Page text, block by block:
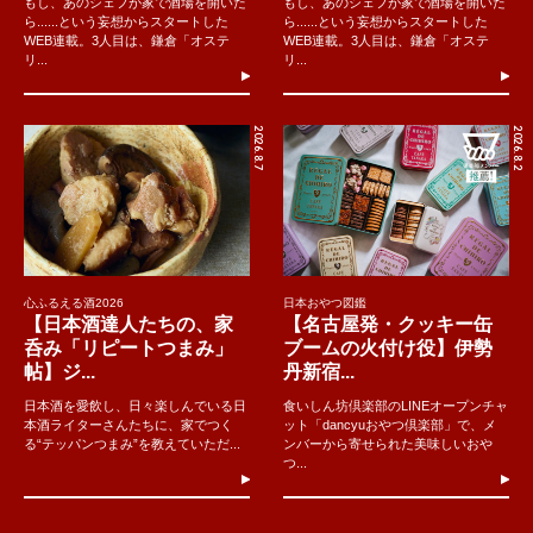
ら......という妄想からスタートした
WEB連載。3人目は、鎌倉「オステ
リ...
ら......という妄想からスタートした
WEB連載。3人目は、鎌倉「オステ
リ...
2026.8.7
心ふるえる酒2026
【日本酒達人たちの、家
呑み「リピートつまみ」
帖】ジ...
日本酒を愛飲し、日々楽しんでいる日
本酒ライターさんたちに、家でつく
る“テッパンつまみ”を教えていただ...
2026.8.2
日本おやつ図鑑
【名古屋発・クッキー缶
ブームの火付け役】伊勢
丹新宿...
食いしん坊倶楽部のLINEオープンチャ
ット「dancyuおやつ倶楽部」で、メ
ンバーから寄せられた美味しいおや
つ...